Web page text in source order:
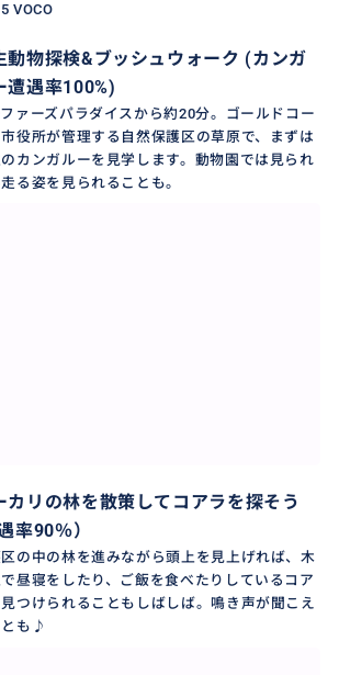
ディナー付！
VOCO
動物探検&ブッシュウォーク (カンガ
遭遇率100%)
ァーズパラダイスから約20分。ゴールドコー
市役所が管理する自然保護区の草原で、まずは
カンガルーを見学します。動物園では見られ
る姿を見られることも。
カリの林を散策してコアラを探そう
率90％）
の中の林を進みながら頭上を見上げれば、木
昼寝をしたり、ご飯を食べたりしているコア
つけられることもしばしば。鳴き声が聞こえ
とも♪